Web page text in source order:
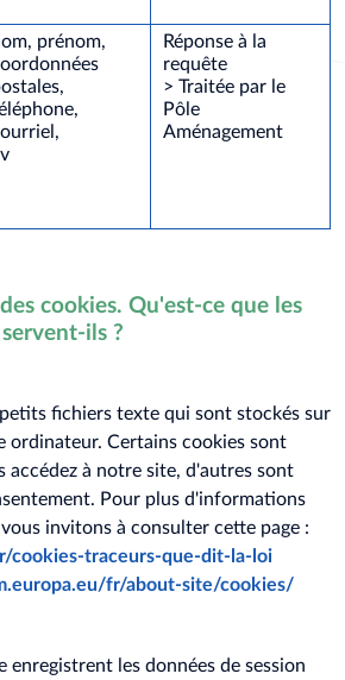
prénom,
Réponse à la
requête
> Traitée par le
Pôle
Aménagement
cookies. Qu'est-ce que les
ils ?
fichiers texte qui sont stockés sur
ordinateur. Certains cookies sont
accédez à notre site, d'autres sont
Pour plus d'informations
invitons à consulter cette page :
cookies-traceurs-que-dit-la-loi
fr/about-site/cookies/
enregistrent les données de session